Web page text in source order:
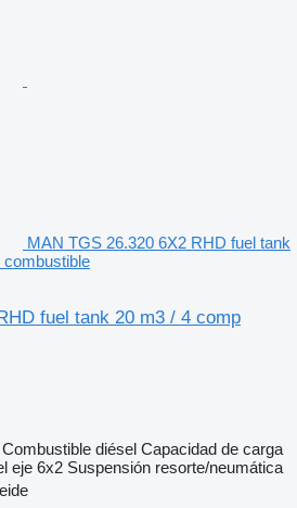
MAN TGS 26.320 6X2 RHD fuel tank
combustible
fuel tank 20 m3 / 4 comp
Combustible diésel Capacidad de carga
eje 6x2 Suspensión resorte/neumática